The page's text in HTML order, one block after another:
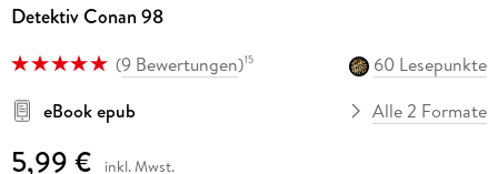
Detektiv Conan 98
(9 Bewertungen)15
60 Lesepunkte
eBook epub
Alle 2 Formate
5,99 € inkl. Mwst.